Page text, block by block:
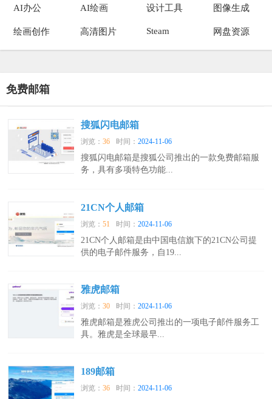
AI办公 AI绘画 设计工具 图像生成
绘画创作 高清图片 Steam 网盘资源
免费邮箱
搜狐闪电邮箱
浏览：36 时间：2024-11-06
搜狐闪电邮箱是搜狐公司推出的一款免费邮箱服
务，具有多项特色功能...
21CN个人邮箱
浏览：51 时间：2024-11-06
21CN个人邮箱是由中国电信旗下的21CN公司提
供的电子邮件服务，自19...
雅虎邮箱
浏览：30 时间：2024-11-06
雅虎邮箱是雅虎公司推出的一项电子邮件服务工
具。雅虎是全球最早...
189邮箱
浏览：36 时间：2024-11-06